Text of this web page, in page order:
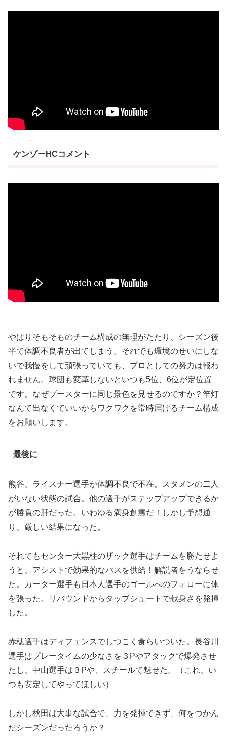
ケンゾーHCコメント
やはりそもそものチーム構成の無理がたたり、シーズン後
半で体調不良者が出てしまう。それでも環境のせいにしな
いで我慢をして頑張っていても、プロとしての努力は報わ
れません。球団も変革しないといつも5位、6位が定位置
です。なぜブースターに同じ景色を見せるのですか？竿灯
なんて出なくていいからワクワクを常時届けるチーム構成
をお願いします。
最後に
熊谷、ライスナー選手が体調不良で不在。スタメンの二人
がいない状態の試合。他の選手がステップアップできるか
が勝負の肝だった。いわゆる満身創痍だ！しかし予想通
り、厳しい結果になった。
それでもセンター大黒柱のザック選手はチームを勝たせよ
うと、アシストで効果的なパスを供給！解説者をうならせ
た。カーター選手も日本人選手のゴールへのフォローに体
を張った。リバウンドからタップシュートで献身さを発揮
した。
赤穂選手はディフェンスでしつこく食らいついた。長谷川
選手はプレータイムの少なさを３Pやアタックで爆発させ
たし、中山選手は３Pや、スチールで魅せた。（これ、い
つも安定してやってほしい）
しかし秋田は大事な試合で、力を発揮できず、何をつかん
だシーズンだったろうか？